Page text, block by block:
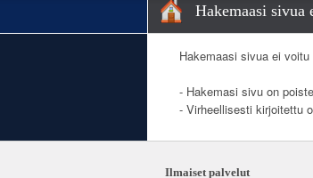
Hakemaasi
Hakemaasi sivua ei
- Hakemasi sivu on
- Virheellisesti kirjoitettu
Ilmaiset palvelut